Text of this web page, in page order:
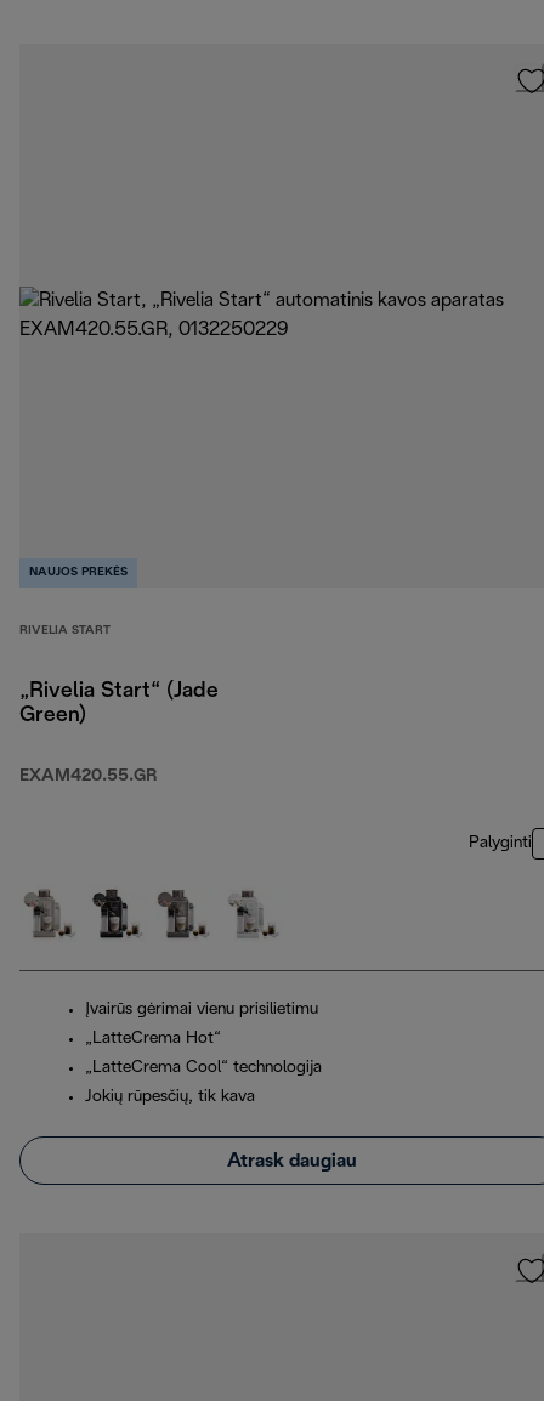
NAUJOS PREKĖS
RIVELIA START
„Rivelia Start“ (Jade
Green)
EXAM420.55.GR
Palyginti
Įvairūs gėrimai vienu prisilietimu
„LatteCrema Hot“
„LatteCrema Cool“ technologija
Jokių rūpesčių, tik kava
Atrask daugiau